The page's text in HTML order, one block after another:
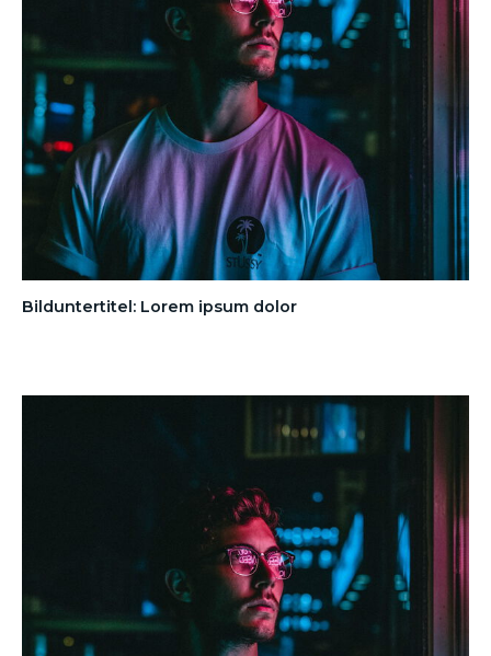
Bilduntertitel: Lorem ipsum dolor